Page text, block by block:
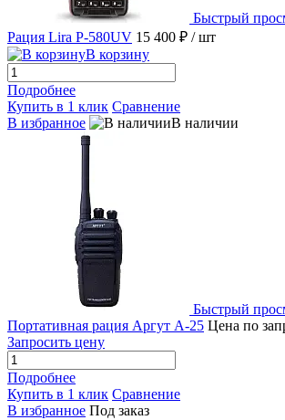
Быстрый
Рация Lira P-580UV 15 400 ₽ / шт
В корзину
Подробнее
Купить в 1 клик Сравнение
В избранное
В наличии
Быстрый
Портативная рация Аргут А-25 Цена по
Запросить цену
Подробнее
Купить в 1 клик Сравнение
В избранное Под заказ